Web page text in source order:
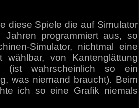
diese Spiele die auf Simulator
programmiert aus, so
Simulator, nichtmal eine
wählbar, von Kantenglättung
(ist wahrscheinlich so ein
was niemand braucht). Beim
ich so eine Grafik niemals